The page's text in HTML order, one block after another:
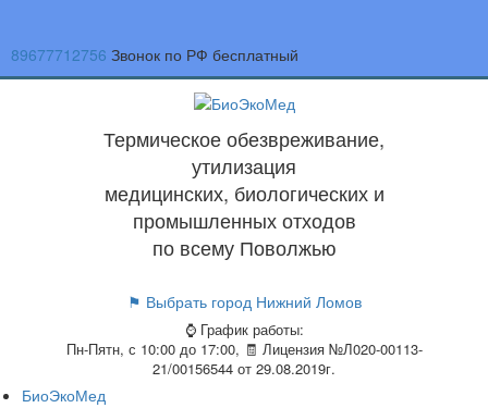
⚑ Выбрать город Нижний Ломов
⌚ График работы:
Пн-Пятн, с 10:00 до 17:00, 🧾 Лицензия №Л020-00113-
21/00156544 от 29.08.2019г.
Термическое обезвреживание,
утилизация
медицинских, биологических и
промышленных отходов
по всему Поволжью
89677712756 Звонок по РФ бесплатный
БиоЭкоМед